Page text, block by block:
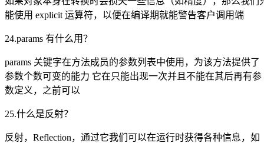
能使用 explicit 运算符，以便在编译期就能警告客户调用端
24.params 有什么用？
params 关键字在方法成员的参数列表中使用，为该方法提供了
参数个数可变的能力 它在只能出现一次并且不能在其后再有参
数定义，之前可以
25.什么是反射？
反射，Reflection，通过它我们可以在运行时获得各种信息，如